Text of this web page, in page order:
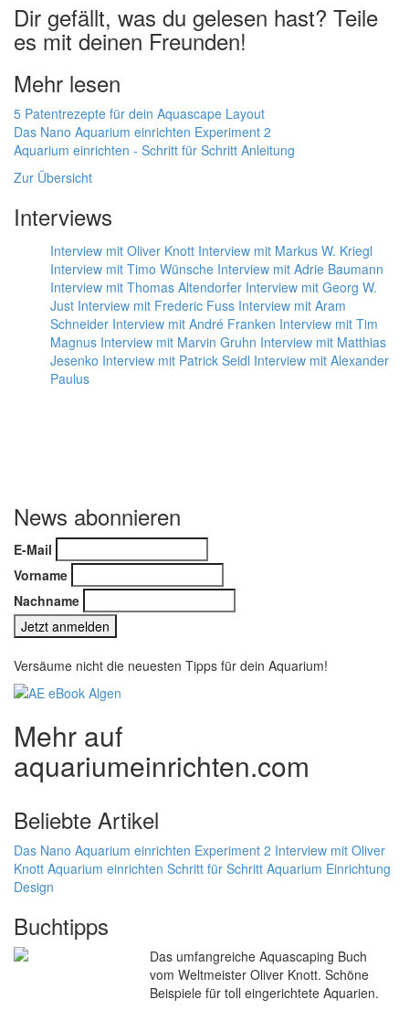
Dir gefällt, was du gelesen hast? Teile
es mit deinen Freunden!
Mehr lesen
5 Patentrezepte für dein Aquascape Layout
Das Nano Aquarium einrichten Experiment 2
Aquarium einrichten - Schritt für Schritt Anleitung
Zur Übersicht
Interviews
Interview mit Oliver Knott Interview mit Markus W. Kriegl
Interview mit Timo Wünsche Interview mit Adrie Baumann
Interview mit Thomas Altendorfer Interview mit Georg W.
Just Interview mit Frederic Fuss Interview mit Aram
Schneider Interview mit André Franken Interview mit Tim
Magnus Interview mit Marvin Gruhn Interview mit Matthias
Jesenko Interview mit Patrick Seidl Interview mit Alexander
Paulus
News abonnieren
E-Mail
Vorname
Nachname
Versäume nicht die neuesten Tipps für dein Aquarium!
Mehr auf
aquariumeinrichten.com
Beliebte Artikel
Das Nano Aquarium einrichten Experiment 2 Interview mit Oliver
Knott Aquarium einrichten Schritt für Schritt Aquarium Einrichtung
Design
Buchtipps
Das umfangreiche Aquascaping Buch
vom Weltmeister Oliver Knott. Schöne
Beispiele für toll eingerichtete Aquarien.